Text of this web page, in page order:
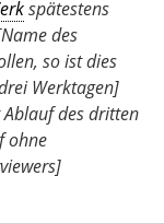
spätestens
Name des
so ist dies
Werktagen]
des dritten
ohne
]